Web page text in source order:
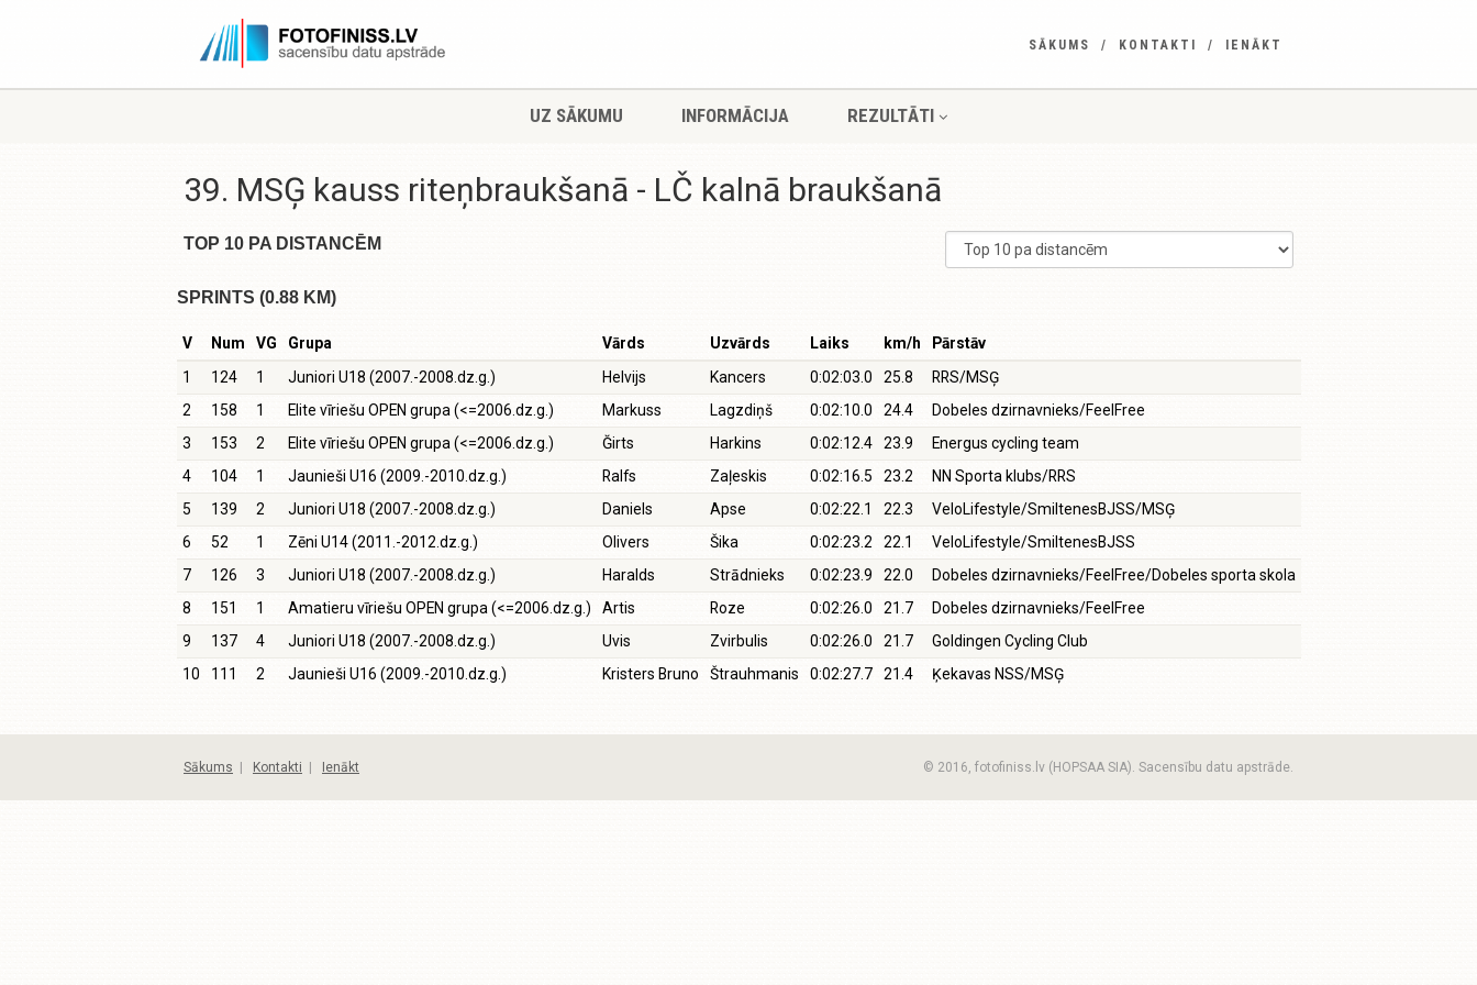
SĀKUMS KONTAKTI IENĀKT
UZ SĀKUMU INFORMĀCIJA REZULTĀTI
39. MSĢ kauss riteņbraukšanā - LČ kalnā braukšanā
TOP 10 PA DISTANCĒM
SPRINTS (0.88 KM)
V Num VG Grupa Vārds Uzvārds Laiks km/h
Pārstāv
1
124 1 Juniori U18 (2007.-2008.dz.g.) Helvijs Kancers 0:02:03.0 25.8
RRS/MSĢ
2
158 1 Elite vīriešu OPEN grupa (<=2006.dz.g.) Markuss Lagzdiņš 0:02:10.0 24.4
Dobeles dzirnavnieks/FeelFree
3
153 2 Elite vīriešu OPEN grupa (<=2006.dz.g.) Ğirts Harkins 0:02:12.4 23.9
Energus cycling team
4
104 1 Jaunieši U16 (2009.-2010.dz.g.) Ralfs Zaļeskis 0:02:16.5 23.2
NN Sporta klubs/RRS
5
139 2 Juniori U18 (2007.-2008.dz.g.) Daniels Apse 0:02:22.1 22.3
VeloLifestyle/SmiltenesBJSS/MSĢ
6
52 1 Zēni U14 (2011.-2012.dz.g.) Olivers Šika 0:02:23.2 22.1
VeloLifestyle/SmiltenesBJSS
7
126 3 Juniori U18 (2007.-2008.dz.g.) Haralds Strādnieks 0:02:23.9 22.0
Dobeles dzirnavnieks/FeelFree/Dobeles sporta skola
8
151 1 Amatieru vīriešu OPEN grupa (<=2006.dz.g.) Artis Roze 0:02:26.0 21.7
Dobeles dzirnavnieks/FeelFree
9
137 4 Juniori U18 (2007.-2008.dz.g.) Uvis Zvirbulis 0:02:26.0 21.7
Goldingen Cycling Club
10
111 2 Jaunieši U16 (2009.-2010.dz.g.) Kristers Bruno Štrauhmanis 0:02:27.7 21.4 Ķekavas NSS/MSĢ
Sākums Kontakti Ienākt © 2016, fotofiniss.lv (HOPSAA SIA). Sacensību datu apstrāde.